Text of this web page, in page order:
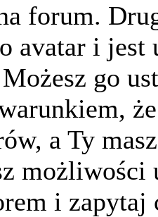
forum.
avatar i jest
go
a Ty
możliwości
i zapytaj